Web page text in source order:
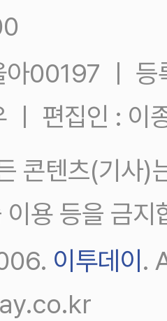
아00197 ㅣ
ㅣ 편집인 : 이
콘텐츠(기사)
용 등을 금지
이투데이 .